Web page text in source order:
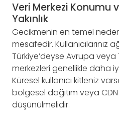
Veri Merkezi Konumu
Yakınlık
Gecikmenin en temel
mesafedir. Kullanıcılarınız
Türkiye’deyse Avrupa veya
merkezleri genellikle daha
Küresel kullanıcı kitleniz
bölgesel dağıtım veya
düşünülmelidir.